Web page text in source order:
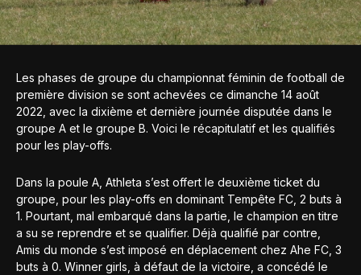
Les phases de groupe du championnat féminin de football de
première division se sont achevées ce dimanche 14 août
2022, avec la dixième et dernière journée disputée dans le
groupe A et le groupe B. Voici le récapitulatif et les qualifiés
pour les play-offs.
Dans la poule A, Athleta s’est offert le deuxième ticket du
groupe, pour les play-offs en dominant Tempête FC, 2 buts à
1. Pourtant, mal embarqué dans la partie, le champion en titre
a su se reprendre et se qualifier. Déjà qualifié par contre,
Amis du monde s’est imposé en déplacement chez Ahe FC, 3
buts à 0. Winner girls, à défaut de la victoire, a concédé le